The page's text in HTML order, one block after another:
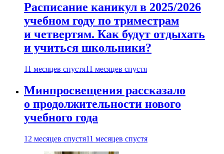
Расписание каникул в 2025/2026
учебном году по триместрам
и четвертям. Как будут отдыхать
и учиться школьники?
11 месяцев спустя11 месяцев спустя
Минпросвещения рассказало
о продолжительности нового
учебного года
12 месяцев спустя11 месяцев спустя